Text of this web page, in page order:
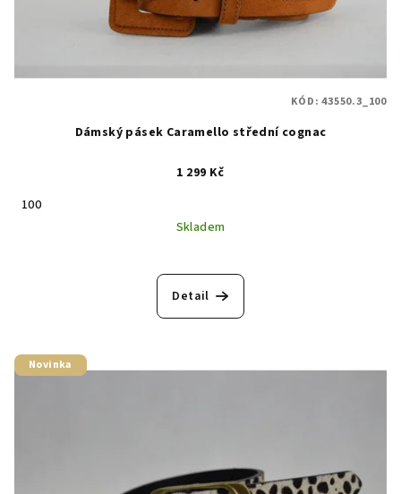
Dámský pásek Caramello střední cognac
1 299 Kč
100
Skladem
Detail
KÓD:43550.3_100
Novinka